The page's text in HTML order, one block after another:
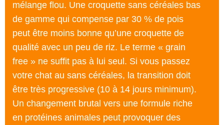
mélange flou. Une croquette sans céréales bas
de gamme qui compense par 30 % de pois
peut être moins bonne qu’une croquette de
qualité avec un peu de riz. Le terme « grain
free » ne suffit pas à lui seul. Si vous passez
votre chat au sans céréales, la transition doit
être très progressive (10 à 14 jours minimum).
Un changement brutal vers une formule riche
en protéines animales peut provoquer des